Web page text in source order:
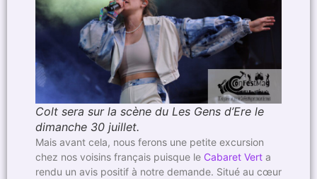
Colt sera sur la scène du Les Gens d’Ere le
dimanche 30 juillet.
Mais avant cela, nous ferons une petite excursion
chez nos voisins français puisque le Cabaret Vert a
rendu un avis positif à notre demande. Situé au cœur